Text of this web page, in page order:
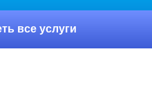
все услуги